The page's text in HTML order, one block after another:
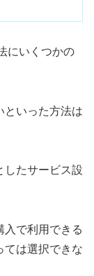
にいくつかの
といった方法は
したサービス設
入で利用できる
ては選択できな